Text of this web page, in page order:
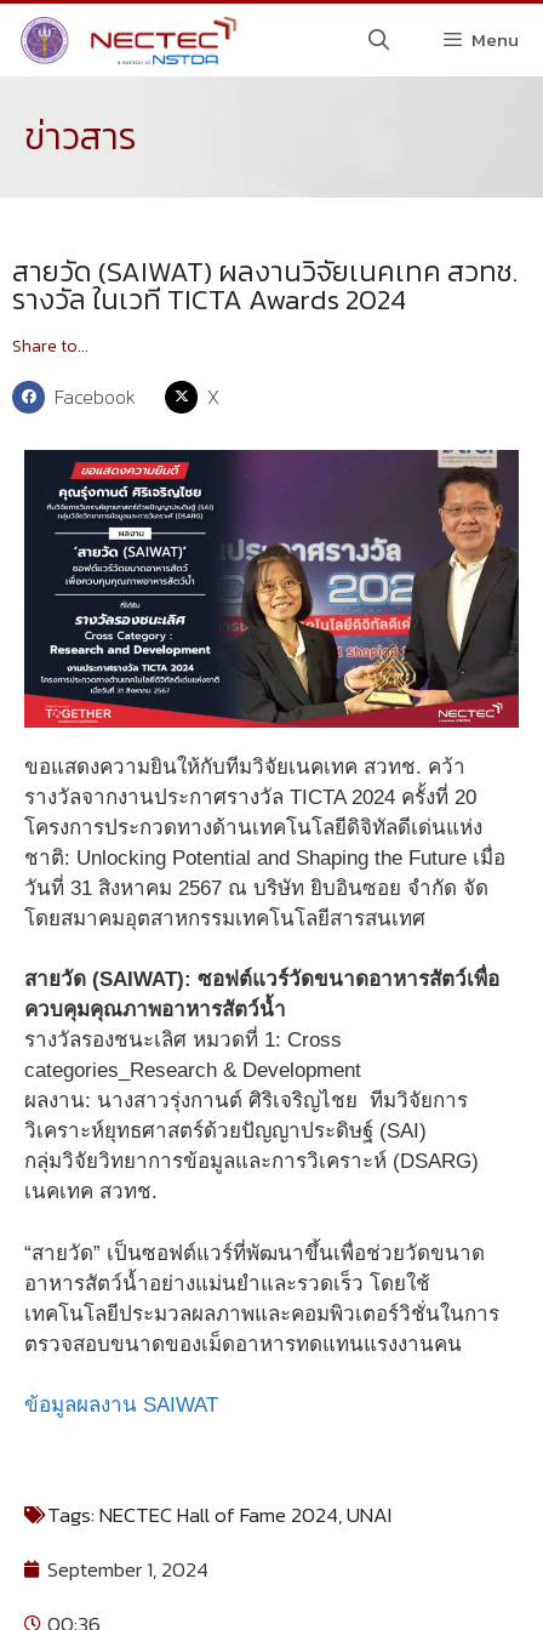
Menu
ข่าวสาร
สายวัด (SAIWAT) ผลงานวิจัยเนคเทค สวทช.
รางวัล ในเวที TICTA Awards 2024
Share to...
Facebook X
ขอแสดงความยินให้กับทีมวิจัยเนคเทค สวทช. คว้า
รางวัลจากงานประกาศรางวัล TICTA 2024 ครั้งที่ 20
โครงการประกวดทางด้านเทคโนโลยีดิจิทัลดีเด่นแห่ง
ชาติ: Unlocking Potential and Shaping the Future เมื่อ
วันที่ 31 สิงหาคม 2567 ณ บริษัท ยิบอินซอย จำกัด จัด
โดยสมาคมอุตสาหกรรมเทคโนโลยีสารสนเทศ
สายวัด (SAIWAT): ซอฟต์แวร์วัดขนาดอาหารสัตว์เพื่อ
ควบคุมคุณภาพอาหารสัตว์น้ำ
รางวัลรองชนะเลิศ หมวดที่ 1: Cross
categories_Research & Development
ผลงาน: นางสาวรุ่งกานต์ ศิริเจริญไชย ทีมวิจัยการ
วิเคราะห์ยุทธศาสตร์ด้วยปัญญาประดิษฐ์ (SAI)
กลุ่มวิจัยวิทยาการข้อมูลและการวิเคราะห์ (DSARG)
เนคเทค สวทช.
“สายวัด” เป็นซอฟต์แวร์ที่พัฒนาขึ้นเพื่อช่วยวัดขนาด
อาหารสัตว์น้ำอย่างแม่นยำและรวดเร็ว โดยใช้
เทคโนโลยีประมวลผลภาพและคอมพิวเตอร์วิชั่นในการ
ตรวจสอบขนาดของเม็ดอาหารทดแทนแรงงานคน
ข้อมูลผลงาน SAIWAT
Tags:NECTEC Hall of Fame 2024,UNAI
September 1, 2024